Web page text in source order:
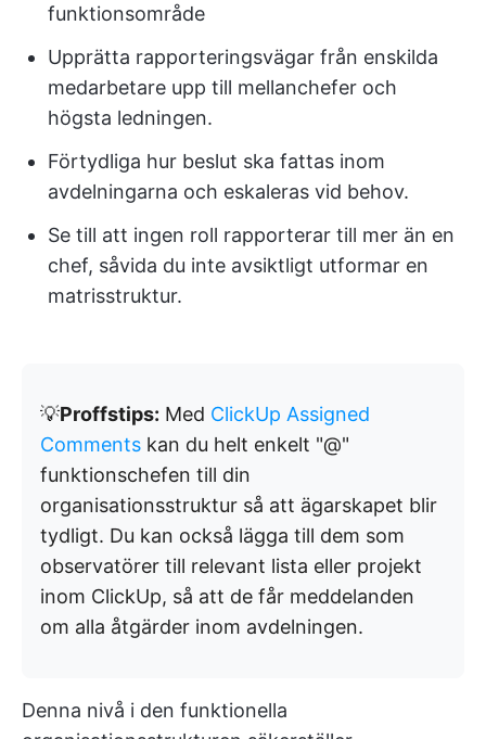
funktionsområde
Upprätta rapporteringsvägar från enskilda
medarbetare upp till mellanchefer och
högsta ledningen.
Förtydliga hur beslut ska fattas inom
avdelningarna och eskaleras vid behov.
Se till att ingen roll rapporterar till mer än en
chef, såvida du inte avsiktligt utformar en
matrisstruktur.
💡Proffstips: Med ClickUp Assigned
Comments kan du helt enkelt "@"
funktionschefen till din
organisationsstruktur så att ägarskapet blir
tydligt. Du kan också lägga till dem som
observatörer till relevant lista eller projekt
inom ClickUp, så att de får meddelanden
om alla åtgärder inom avdelningen.
Denna nivå i den funktionella